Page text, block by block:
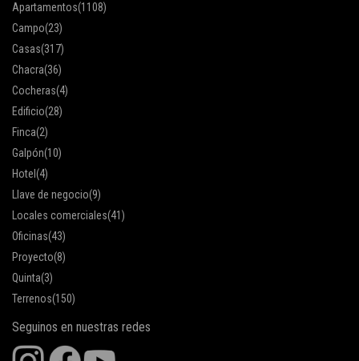
Apartamentos(1108)
Campo(23)
Casas(317)
Chacra(36)
Cocheras(4)
Edificio(28)
Finca(2)
Galpón(10)
Hotel (4)
Llave de negocio(9)
Locales comerciales(41)
Oficinas(43)
Proyecto(8)
Quinta(3)
Terrenos(150)
Seguinos en nuestras redes